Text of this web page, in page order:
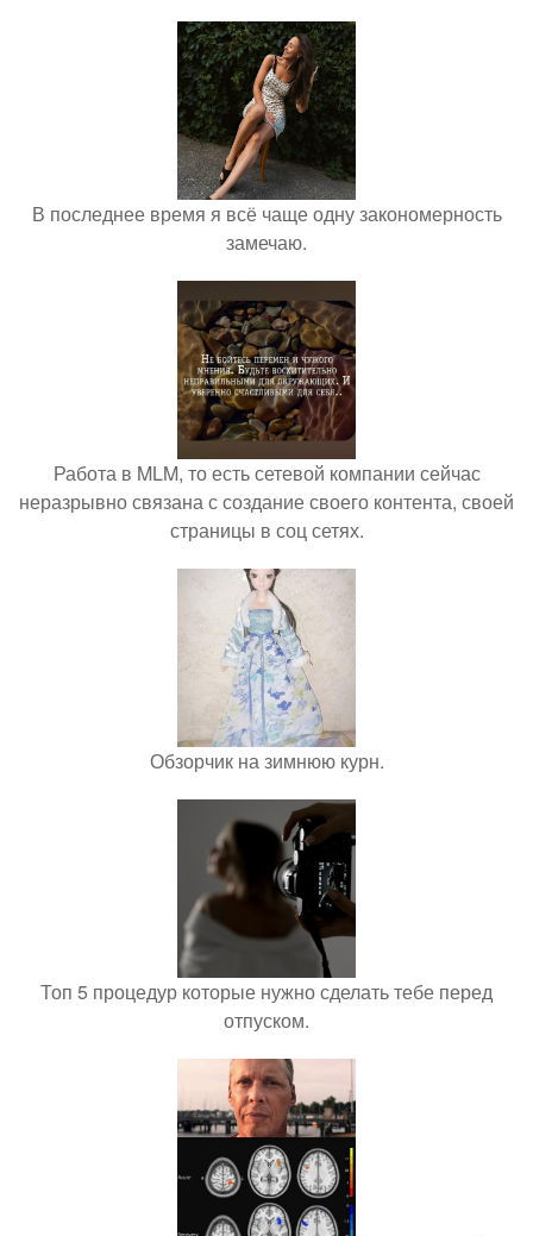
В последнее время я всё чаще одну закономерность
замечаю.
Работа в MLM, то есть сетевой компании сейчас
неразрывно связана с создание своего контента, своей
страницы в соц сетях.
Обзорчик на зимнюю курн.
Топ 5 процедур которые нужно сделать тебе перед
отпуском.